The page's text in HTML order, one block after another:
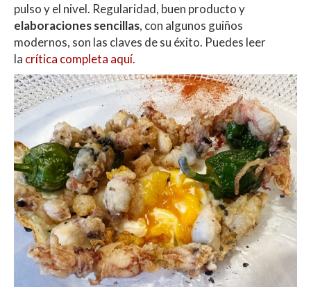
pulso y el nivel. Regularidad, buen producto y
elaboraciones sencillas, con algunos guiños
modernos, son las claves de su éxito. Puedes leer
la crítica completa aquí.